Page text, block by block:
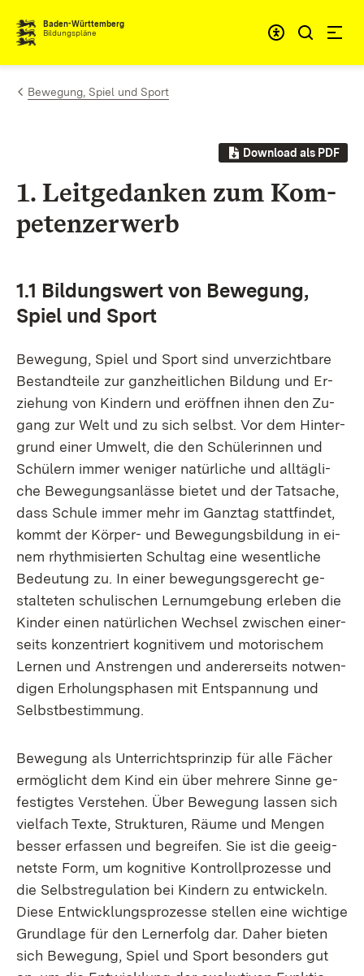
Zum Inhalt springen
Baden-Württemberg
Bildungspläne
Bewegung, Spiel und Sport
Download als PDF
1. Leit­ge­dan­ken zum Kom­
pe­ten­z­er­werb
1.1 Bil­dungs­wert von Be­we­gung,
Spiel und Sport
Be­we­gung, Spiel und Sport sind un­ver­zicht­ba­re
Be­stand­tei­le zur ganz­heit­li­chen Bil­dung und Er­
zie­hung von Kin­dern und er­öff­nen ih­nen den Zu­
gang zur Welt und zu sich selbst. Vor dem Hin­ter­
grund ei­ner Um­welt, die den Schü­le­rin­nen und
Schü­lern im­mer we­ni­ger na­tür­li­che und all­täg­li­
che Be­we­gungs­an­läs­se bie­tet und der Tat­sa­che,
dass Schu­le im­mer mehr im Ganz­tag statt­fin­det,
kommt der Kör­per- und Be­we­gungs­bil­dung in ei­
nem rhyth­mi­sier­ten Schul­tag ei­ne we­sent­li­che
Be­deu­tung zu. In ei­ner be­we­gungs­ge­recht ge­
stal­te­ten schu­li­schen Lern­um­ge­bung er­le­ben die
Kin­der ei­nen na­tür­li­chen Wech­sel zwi­schen ei­ner­
seits kon­zen­triert ko­gni­ti­vem und mo­to­ri­schem
Ler­nen und An­stren­gen und an­de­rer­seits not­wen­
di­gen Er­ho­lungs­pha­sen mit Ent­span­nung und
Selbst­be­stim­mung.
Be­we­gung als Un­ter­richt­s­prin­zip für al­le Fä­cher
er­mög­licht dem Kind ein über meh­re­re Sin­ne ge­
fes­tig­tes Ver­ste­hen. Über Be­we­gung las­sen sich
viel­fach Tex­te, Struk­tu­ren, Räu­me und Men­gen
bes­ser er­fas­sen und be­grei­fen. Sie ist die ge­eig­
nets­te Form, um ko­gni­ti­ve Kon­troll­pro­zes­se und
die Selbst­re­gu­la­ti­on bei Kin­dern zu ent­wi­ckeln.
Die­se Ent­wick­lungs­pro­zes­se stel­len ei­ne wich­ti­ge
Grund­la­ge für den Lern­er­folg dar. Da­her bie­ten
sich Be­we­gung, Spiel und Sport be­son­ders gut